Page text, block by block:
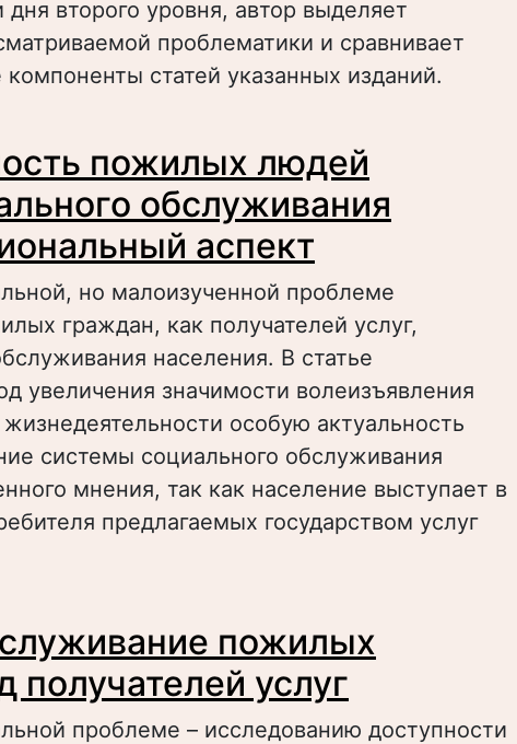
второго уровня, автор выделяет
проблематики и сравнивает
статей указанных изданий.
(по материалам "Российской газеты" и
за ноябрь 2014 г.)
пожилых людей
обслуживания
аспект
но малоизученной проблеме
граждан, как получателей услуг,
населения. В статье
увеличения значимости волеизъявления
особую актуальность
системы социального обслуживания
мнения, так как население выступает в
предлагаемых государством услуг
обслуживания населения: региональный
пожилых
получателей услуг
проблеме – исследованию доступности